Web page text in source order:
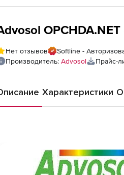
Нет отзывов
Softline -
Производитель: Advosol Прайс-
Характеристики